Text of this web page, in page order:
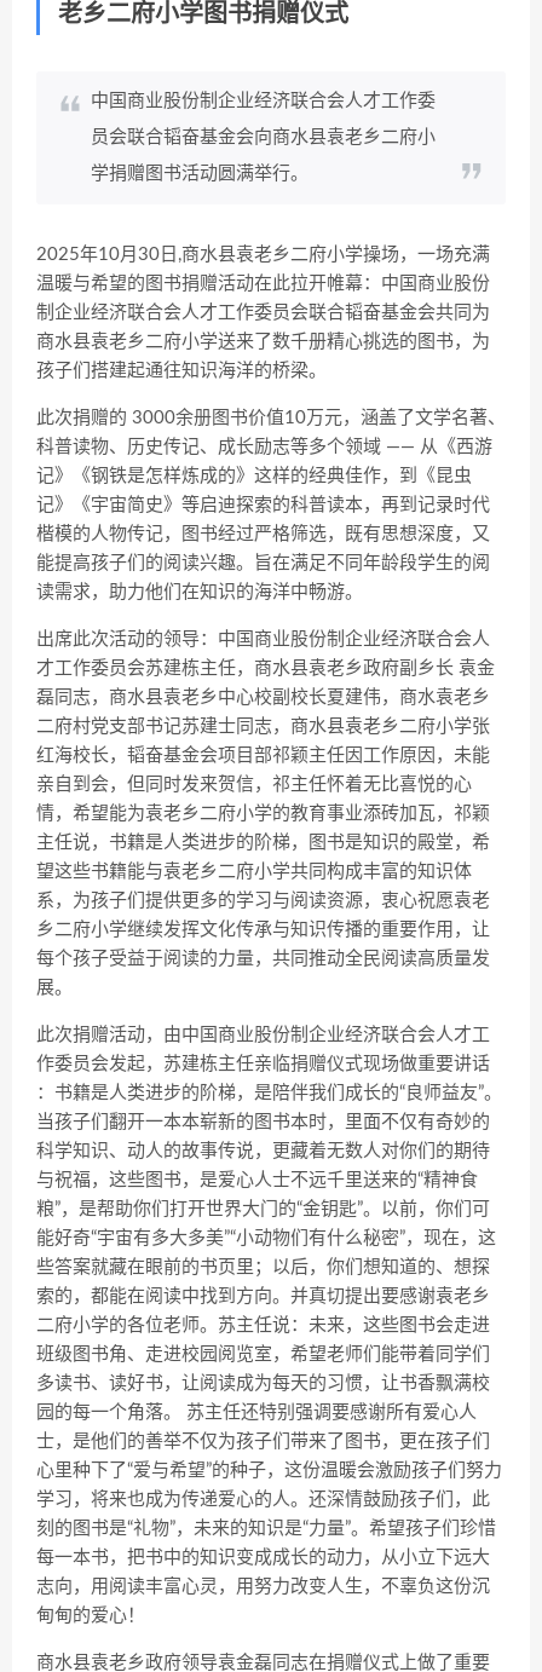
老乡二府小学图书捐赠仪式
中国商业股份制企业经济联合会人才工作委
员会联合韬奋基金会向商水县袁老乡二府小
学捐赠图书活动圆满举行。
2025年10月30日,商水县袁老乡二府小学操场，一场充满
温暖与希望的图书捐赠活动在此拉开帷幕：中国商业股份
制企业经济联合会人才工作委员会联合韬奋基金会共同为
商水县袁老乡二府小学送来了数千册精心挑选的图书，为
孩子们搭建起通往知识海洋的桥梁。
此次捐赠的 3000余册图书价值10万元，涵盖了文学名著、
科普读物、历史传记、成长励志等多个领域 —— 从《西游
记》《钢铁是怎样炼成的》这样的经典佳作，到《昆虫
记》《宇宙简史》等启迪探索的科普读本，再到记录时代
楷模的人物传记，图书经过严格筛选，既有思想深度，又
能提高孩子们的阅读兴趣。旨在满足不同年龄段学生的阅
读需求，助力他们在知识的海洋中畅游。
出席此次活动的领导：中国商业股份制企业经济联合会人
才工作委员会苏建栋主任，商水县袁老乡政府副乡长 袁金
磊同志，商水县袁老乡中心校副校长夏建伟，商水袁老乡
二府村党支部书记苏建士同志，商水县袁老乡二府小学张
红海校长，韬奋基金会项目部祁颖主任因工作原因，未能
亲自到会，但同时发来贺信，祁主任怀着无比喜悦的心
情，希望能为袁老乡二府小学的教育事业添砖加瓦，祁颖
主任说，书籍是人类进步的阶梯，图书是知识的殿堂，希
望这些书籍能与袁老乡二府小学共同构成丰富的知识体
系，为孩子们提供更多的学习与阅读资源，衷心祝愿袁老
乡二府小学继续发挥文化传承与知识传播的重要作用，让
每个孩子受益于阅读的力量，共同推动全民阅读高质量发
展。
此次捐赠活动，由中国商业股份制企业经济联合会人才工
作委员会发起，苏建栋主任亲临捐赠仪式现场做重要讲话
：书籍是人类进步的阶梯，是陪伴我们成长的“良师益友”。
当孩子们翻开一本本崭新的图书本时，里面不仅有奇妙的
科学知识、动人的故事传说，更藏着无数人对你们的期待
与祝福，这些图书，是爱心人士不远千里送来的“精神食
粮”，是帮助你们打开世界大门的“金钥匙”。以前，你们可
能好奇“宇宙有多大多美”“小动物们有什么秘密”，现在，这
些答案就藏在眼前的书页里；以后，你们想知道的、想探
索的，都能在阅读中找到方向。并真切提出要感谢袁老乡
二府小学的各位老师。苏主任说：未来，这些图书会走进
班级图书角、走进校园阅览室，希望老师们能带着同学们
多读书、读好书，让阅读成为每天的习惯，让书香飘满校
园的每一个角落。 苏主任还特别强调要感谢所有爱心人
士，是他们的善举不仅为孩子们带来了图书，更在孩子们
心里种下了“爱与希望”的种子，这份温暖会激励孩子们努力
学习，将来也成为传递爱心的人。还深情鼓励孩子们，此
刻的图书是“礼物”，未来的知识是“力量”。希望孩子们珍惜
每一本书，把书中的知识变成成长的动力，从小立下远大
志向，用阅读丰富心灵，用努力改变人生，不辜负这份沉
甸甸的爱心！
商水县袁老乡政府领导袁金磊同志在捐赠仪式上做了重要